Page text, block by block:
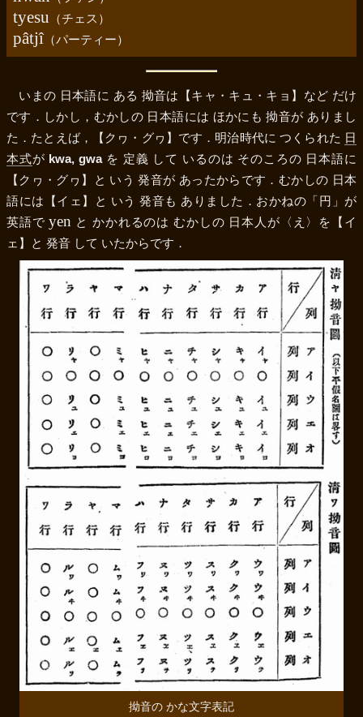
tyesu （チェス）
pâtjî（パーティー）
いまの 日本語に ある 拗音は 【キャ・キュ・キョ】 など だけ
です．しかし，むかしの 日本語には ほかにも 拗音が ありまし
た．たとえば，
【クヮ・グヮ】 です．明治時代に つくられた 日
本式が kwa, gwaを 定義 して いるのは そのころの 日本語に
【クヮ・グヮ】
と いう 発音が あったからです．むかしの 日本
語には 【イェ】 と いう 発音も ありました．おかねの 「円」 が
英語でyen と かかれるのは むかしの 日本人が 〈え〉 を
【イ
ェ】
と 発音 して いたからです．
拗音の かな文字表記